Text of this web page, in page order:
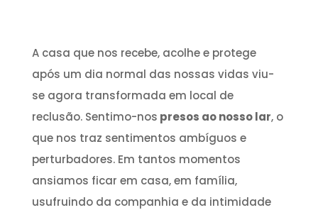
A casa que nos recebe, acolhe e protege
após um dia normal das nossas vidas viu-
se agora transformada em local de
reclusão. Sentimo-nos presos ao nosso lar, o
que nos traz sentimentos ambíguos e
perturbadores. Em tantos momentos
ansiamos ficar em casa, em família,
usufruindo da companhia e da intimidade